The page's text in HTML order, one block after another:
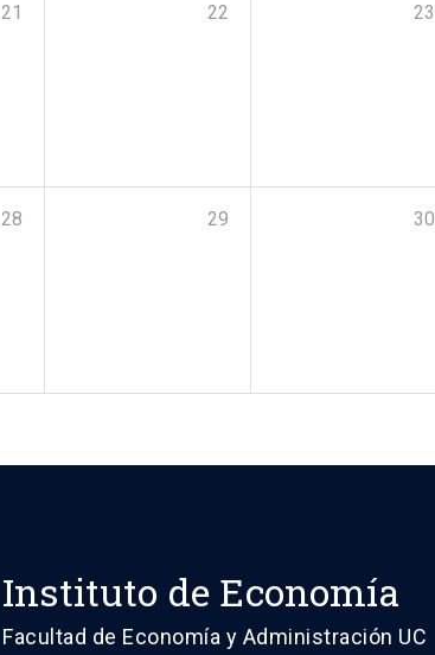
21 22 23
28 29 30
Instituto de Economía
Facultad de Economía y Administración UC